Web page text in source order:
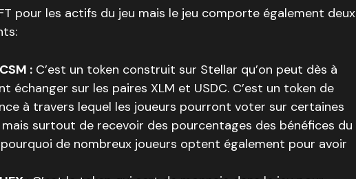
pour les actifs du jeu mais le jeu comporte également deux
: C’est un token construit sur Stellar qu’on peut dès à
échanger sur les paires XLM et USDC. C’est un token de
à travers lequel les joueurs pourront voter sur certaines
surtout de recevoir des pourcentages des bénéfices du
pourquoi de nombreux joueurs optent également pour avoir